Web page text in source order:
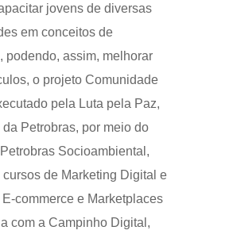
jovens de diversas
em conceitos de
podendo, assim, melhorar
o projeto Comunidade
pela Luta pela Paz,
Petrobras, por meio do
Socioambiental,
cursos de Marketing Digital e
commerce e Marketplaces
com a Campinho Digital,